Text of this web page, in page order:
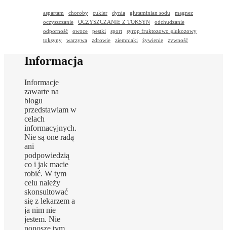
aspartam choroby cukier dynia glutaminian sodu
magnez
oczyszczanie
OCZYSZCZANIE Z TOKSYN
odchudzanie
odporność
owoce pestki sport
syrop fruktozowo glukozowy
toksyny
warzywa zdrowie ziemniaki żywienie żywność
Informacja
Informacje
zawarte na
blogu
przedstawiam w
celach
informacyjnych.
Nie są one radą
ani
podpowiedzią
co i jak macie
robić. W tym
celu należy
skonsultować
się z lekarzem a
ja nim nie
jestem. Nie